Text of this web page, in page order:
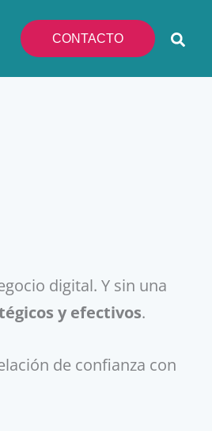
CONTACTO
digital. Y sin una
y efectivos.
de confianza con